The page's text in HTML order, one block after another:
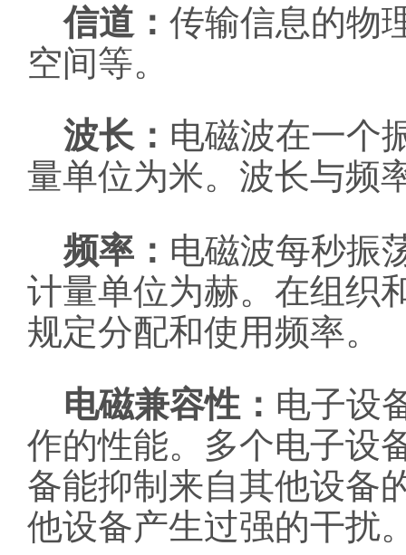
信道： 传输信息的物
空间等。
波长： 电磁波在一个
量单位为米。波长与频
频率： 电磁波每秒振
计量单位为赫。在组织
规定分配和使用频率。
电磁兼容性： 电子设
作的性能。多个电子设
备能抑制来自其他设备
他设备产生过强的干扰